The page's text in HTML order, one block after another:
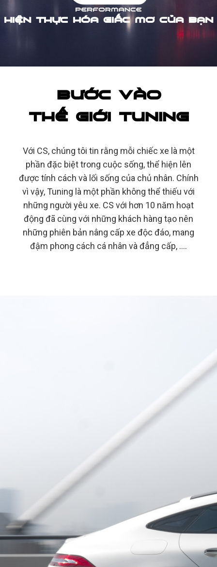
HIỆN THỰC HÓA GIẤC MƠ CỦA BẠN
BƯỚC VÀO
THẾ GIỚI TUNING
Với CS, chúng tôi tin rằng mỗi chiếc xe là một
phần đặc biệt trong cuộc sống, thể hiện lên
được tính cách và lối sống của chủ nhân. Chính
vì vậy, Tuning là một phần không thể thiếu với
những người yêu xe. CS với hơn 10 năm hoạt
động đã cùng với những khách hàng tạo nên
những phiên bản nâng cấp xe độc đáo, mang
đậm phong cách cá nhân và đẳng cấp, ….